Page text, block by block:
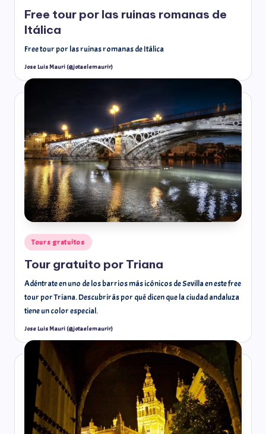
Free tour por las ruinas romanas de
Itálica
Free tour por las ruinas romanas de Itálica
Jose Luis Mauri (@jotaelemaurir)
Tours gratuitos
Tour gratuito por Triana
Adéntrate en uno de los barrios más icónicos de Sevilla en este free
tour por Triana. Descubrirás por qué dicen que la ciudad andaluza
tiene un color especial.
Jose Luis Mauri (@jotaelemaurir)